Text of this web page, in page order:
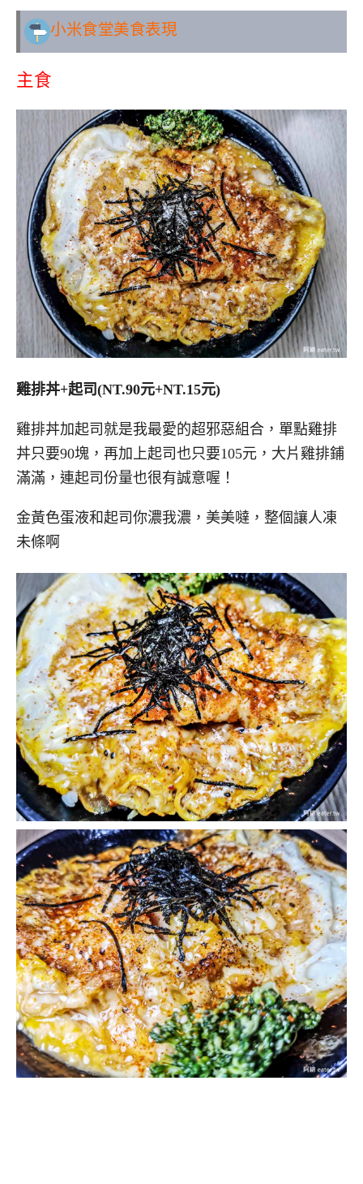
小米食堂美食表現
主食
雞排丼+起司(NT.90元+NT.15元)
雞排丼加起司就是我最愛的超邪惡組合，單點雞排
丼只要90塊，再加上起司也只要105元，大片雞排鋪
滿滿，連起司份量也很有誠意喔！
金黃色蛋液和起司你濃我濃，美美噠，整個讓人凍
未條啊